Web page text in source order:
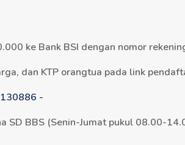
ke Bank BSI dengan nomor
dan KTP orangtua pada link
-
SD BBS (Senin-Jumat pukul 08.00-